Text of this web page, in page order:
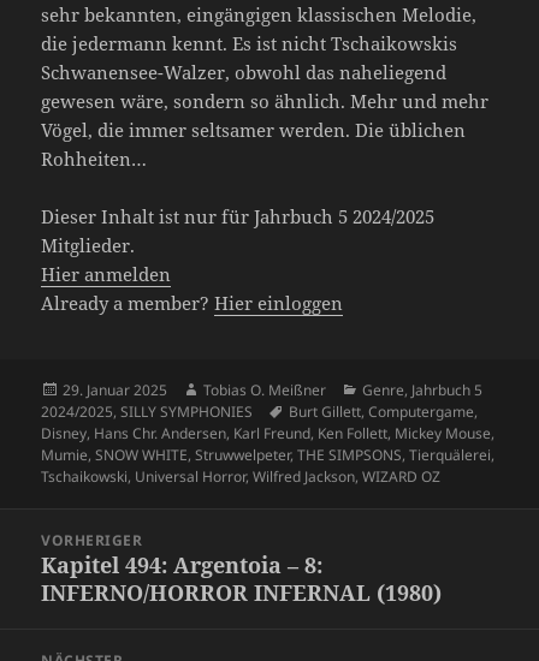
sehr bekannten, eingängigen klassischen Melodie,
die jedermann kennt. Es ist nicht Tschaikowskis
Schwanensee-Walzer, obwohl das naheliegend
gewesen wäre, sondern so ähnlich. Mehr und mehr
Vögel, die immer seltsamer werden. Die üblichen
Rohheiten…
Dieser Inhalt ist nur für Jahrbuch 5 2024/2025
Mitglieder.
Hier anmelden
Already a member?Hier einloggen
Veröffentlicht
am
29. Januar 2025 Autor
Tobias O. Meißner Kategorien
Genre, Jahrbuch 5
2024/2025,SILLY SYMPHONIES Schlagwörter
Burt Gillett,Computergame,
Disney, Hans Chr. Andersen, Karl Freund, Ken Follett, Mickey Mouse,
Mumie,SNOW WHITE,Struwwelpeter,THE SIMPSONS,Tierquälerei,
Tschaikowski, Universal Horror,Wilfred Jackson,WIZARD OZ
VORHERIGER
Vorheriger
Beitrag:
Kapitel 494: Argentoia – 8:
INFERNO/HORROR INFERNAL (1980)